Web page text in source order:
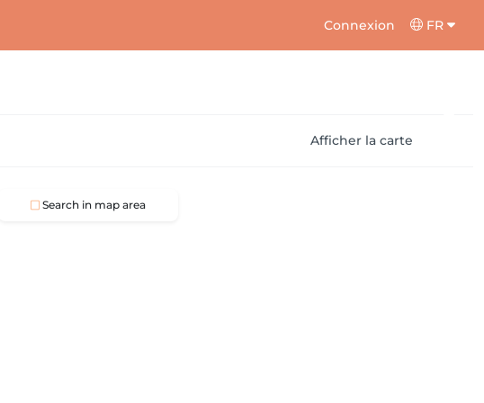
Connexion FR
Afficher la carte
Search in map area